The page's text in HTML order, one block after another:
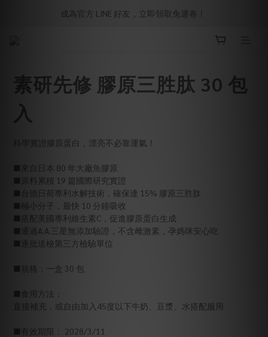
成為官方 LINE 好友，立即領取免運卷！
素研先修 膠原三胜肽 30 包
入
科學實證膠原蛋白，漂亮不必靠運氣！
■來自日本 80 年大廠魚膠原
■原料累積 19 篇國際研究實證
■台德日荷專利水解技術，確保達 15% 膠原三胜肽
■極小分子，最快 10 分鐘吸收
■搭配美國專利維生素C，促進膠原蛋白生成
■通過A.A.三星無添加驗證，不含雌激素，孕媽咪安心吃
■逐批送檢第三方檢驗單位
■規格：一盒 30 包
■食用方法：
直接補充，或自由加入45度以下牛奶、豆漿、水搭配服用
■有效期限： 2028/3/11